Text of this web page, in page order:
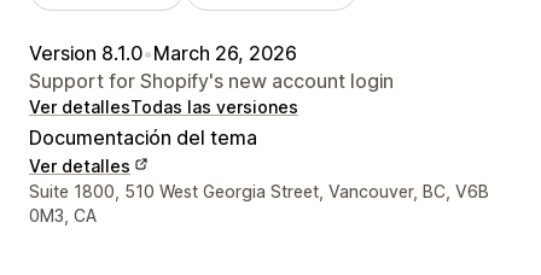
Version 8.1.0•March 26, 2026
Support for Shopify's new account login
Ver detallesTodas las versiones
Documentación del tema
Ver detalles
Detalles de contacto del diseñador
Suite 1800, 510 West Georgia Street, Vancouver, BC, V6B
0M3, CA